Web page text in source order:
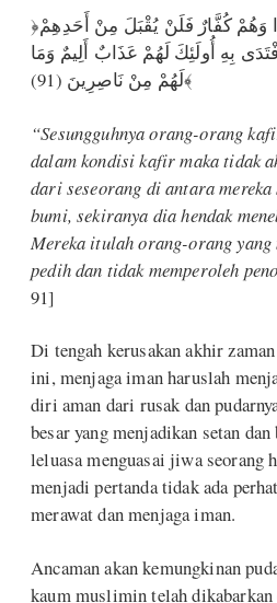
﴿إِنَّ الَّذِينَ كَفَرُوا وَمَاتُوا وَهُمْ كُفَّارٌ فَلَنْ يُقْبَلَ مِنْ أَحَدِهِمْ
بِهِ أُولَئِكَ لَهُمْ عَذَابٌ أَلِيمٌ وَمَا
لَهُمْ مِنْ نَاصِرِينَ (91)﴾
“Sesungguhnya orang-orang
dalam kondisi kafir maka tidak
dari seseorang di antara mereka
bumi, sekiranya dia hendak
Mereka itulah orang-orang yang
pedih dan tidak memperoleh
91]
Di tengah kerusakan akhir
ini, menjaga iman haruslah
diri aman dari rusak dan
besar yang menjadikan setan
leluasa menguasai jiwa seorang
menjadi pertanda tidak ada
merawat dan menjaga iman.
Ancaman akan kemungkinan
kaum muslimin telah